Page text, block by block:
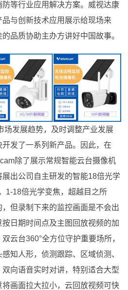
等行业应用解决方案。威视达康
与创新技术应用展示给现场来
品质协助主办方讲好中国故事。
场发展趋势，及时调整产业发展
发了一系列新产品。因此，在
除了展示常规智能云台摄像机
出公司自主研发的智能18倍光学
1-18倍光学变焦，超越目之所
但录制下来的监控画面是不会出
日期时间点及主图回放视频的加
云台360°全方位守护重要场所，
知人形，侦测跟踪、区域侦测、
向语音实时对讲，特别适合大型
画面拉大拉小，云回放视频可快